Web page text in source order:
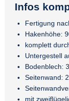
Infos
Fertigung
Hakenhöhe:
komplett
Untergestell
Bodenblech:
Seitenwand:
mit